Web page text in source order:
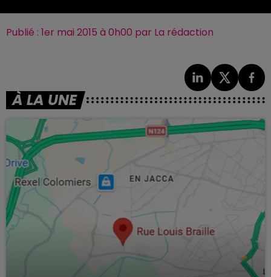
Publié : 1er mai 2015 à 0h00 par La rédaction
À LA UNE